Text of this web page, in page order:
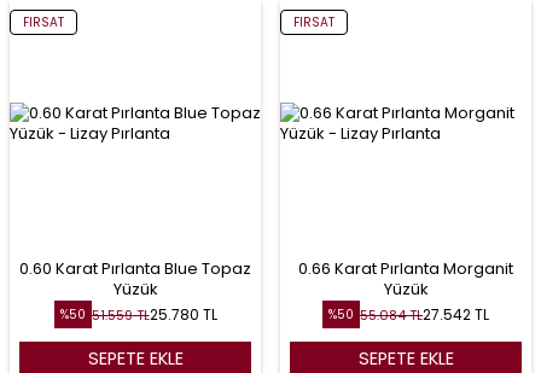
FIRSAT
0.60 Karat Pırlanta Blue Topaz
Yüzük
%50 51.559TL25.780 TL
SEPETE EKLE
FIRSAT
0.66 Karat Pırlanta Morganit
Yüzük
%50 55.084TL27.542TL
SEPETE EKLE